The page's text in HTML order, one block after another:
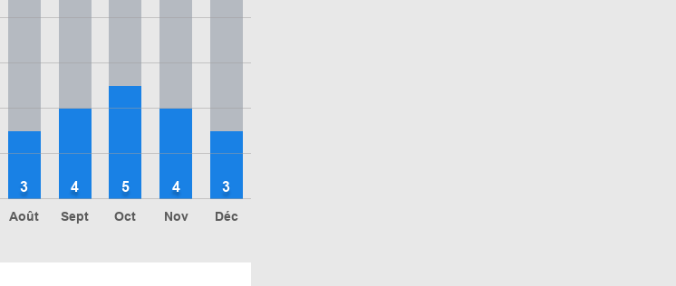
Août
3
Sept
4
Oct
5
Nov
4
Déc
3